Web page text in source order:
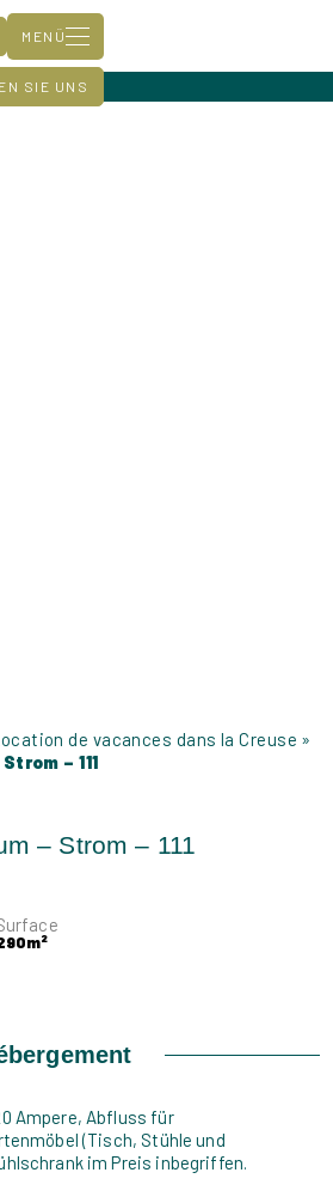
SIE UNS
MENÜ
de vacances dans la Creuse »
– 111
Ampere, Abfluss für
(Tisch, Stühle und
im Preis inbegriffen.